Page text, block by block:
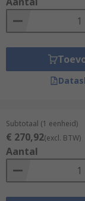
Subtotaal (1 eenheid)
€ 270,92(excl. BTW)
Aantal